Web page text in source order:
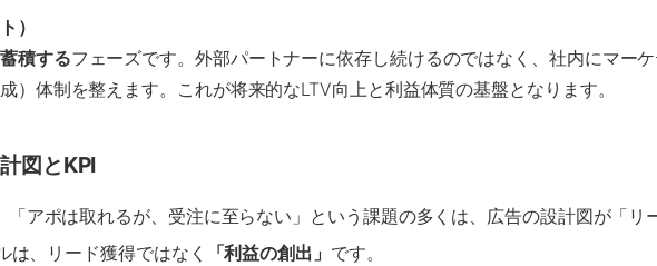
）
積するフェーズです。外部パートナーに依存し続けるのではなく、社内にマー
）体制を整えます。これが将来的なLTV向上と利益体質の基盤となります。
図とKPI
「アポは取れるが、受注に至らない」という課題の多くは、広告の設計図が「
は、リード獲得ではなく
「利益の創出」 です。